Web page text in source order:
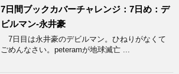
7日間ブックカバーチャレンジ：7日め：デ
ビルマン-永井豪
7日目は永井豪のデビルマン。ひねりがなくて
ごめんなさい。peteramが地球滅亡 ...